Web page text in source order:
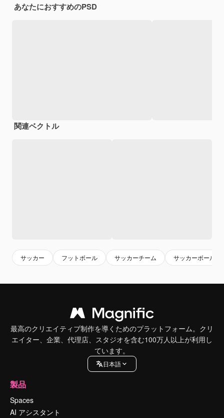
あなたにおすすめのPSD
関連ベクトル
サッカー フットボール サッカーチーム サッカーボール
最高のクリエイティブ制作を導くためのプラットフォーム。クリ
エイター、企業、代理店、スタジオを含む100万人以上が利用し
ています。
日本語
製品
Spaces
AI アシスタント